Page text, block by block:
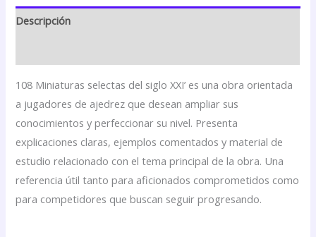
Descripción
108 Miniaturas selectas del siglo XXI’ es una obra orientada
a jugadores de ajedrez que desean ampliar sus
conocimientos y perfeccionar su nivel. Presenta
explicaciones claras, ejemplos comentados y material de
estudio relacionado con el tema principal de la obra. Una
referencia útil tanto para aficionados comprometidos como
para competidores que buscan seguir progresando.